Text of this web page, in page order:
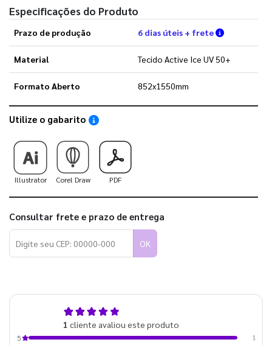
Especificações do Produto
Prazo de produção 6 dias úteis + frete Verifique
Material Tecido Active Ice UV 50+
Formato Aberto 852x1550mm
Utilize o gabarito Saiba como utilizar os nossos gabaritos
Illustrator Corel Draw PDF
Consultar frete e prazo de entrega
OK
1 cliente avaliou este produto
5
1